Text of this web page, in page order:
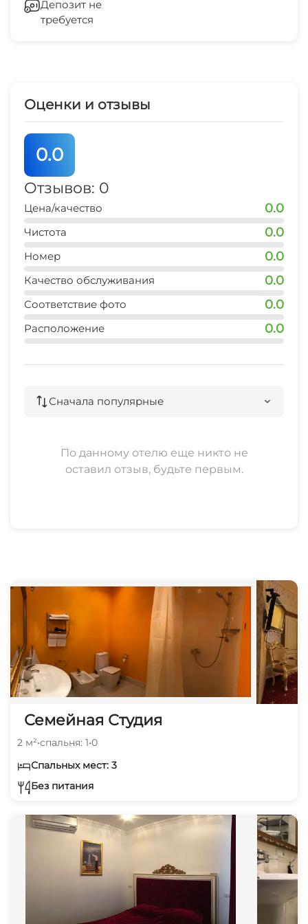
Зеленый двор
Депозит не
требуется
Оценки и отзывы
0.0
Отзывов: 0
Цена/качество 0.0
Чистота 0.0
Номер 0.0
Качество обслуживания 0.0
Соответствие фото 0.0
Расположение 0.0
Сначала популярные
По данному отелю еще никто не
оставил отзыв, будьте первым.
Семейная Студия
2 м²•спальня: 1•0
Спальных мест: 3
Без питания